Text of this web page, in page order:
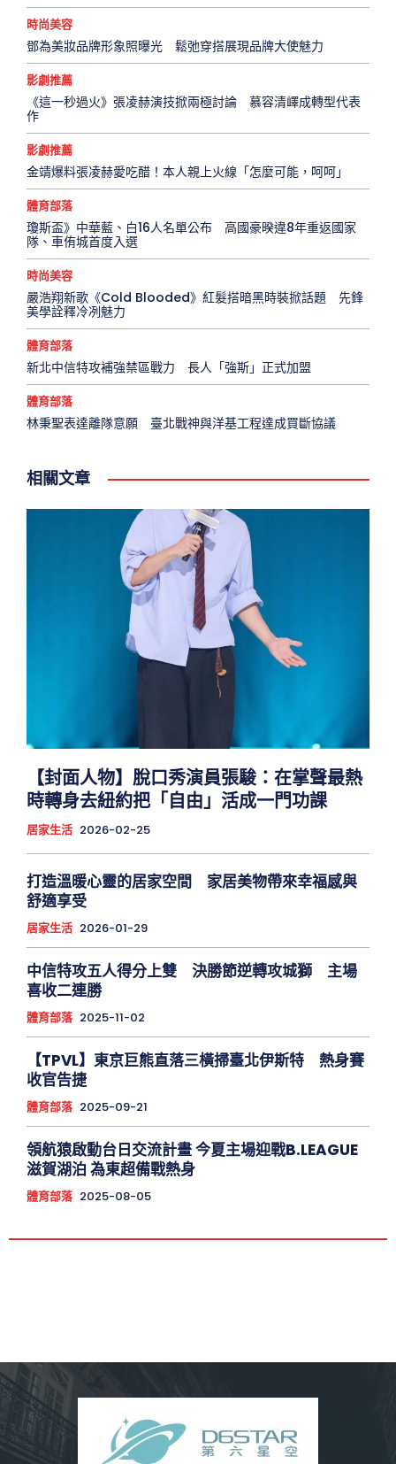
時尚美容
鄧為美妝品牌形象照曝光 鬆弛穿搭展現品牌大使魅力
影劇推薦
《這一秒過火》張凌赫演技掀兩極討論 慕容清嶧成轉型代表
作
影劇推薦
金靖爆料張凌赫愛吃醋！本人親上火線「怎麼可能，呵呵」
體育部落
瓊斯盃》中華藍、白16人名單公布 高國豪暌違8年重返國家
隊、車侑城首度入選
時尚美容
嚴浩翔新歌《Cold Blooded》紅髮搭暗黑時裝掀話題 先鋒
美學詮釋冷冽魅力
體育部落
新北中信特攻補強禁區戰力 長人「強斯」正式加盟
體育部落
林秉聖表達離隊意願 臺北戰神與洋基工程達成買斷協議
相關文章
【封面人物】脫口秀演員張駿：在掌聲最熱
時轉身去紐約把「自由」活成一門功課
居家生活 2026-02-25
打造溫暖心靈的居家空間 家居美物帶來幸福感與
舒適享受
居家生活 2026-01-29
中信特攻五人得分上雙 決勝節逆轉攻城獅 主場
喜收二連勝
體育部落 2025-11-02
【TPVL】東京巨熊直落三橫掃臺北伊斯特 熱身賽
收官告捷
體育部落 2025-09-21
領航猿啟動台日交流計畫 今夏主場迎戰B.LEAGUE
滋賀湖泊 為東超備戰熱身
體育部落 2025-08-05